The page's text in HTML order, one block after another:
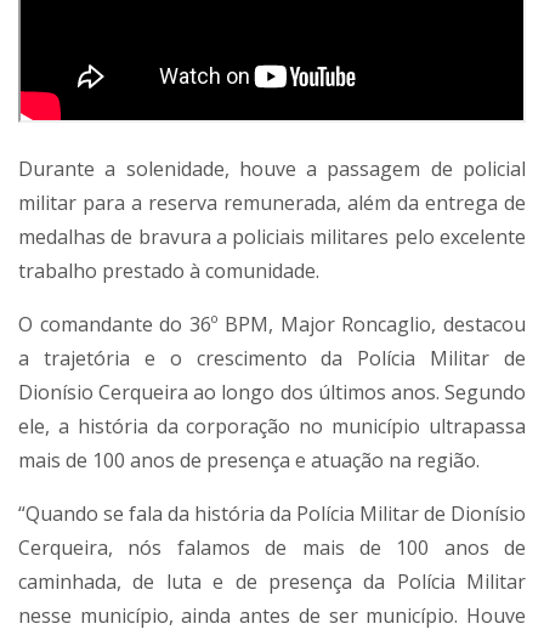
Durante a solenidade, houve a passagem de policial
militar para a reserva remunerada, além da entrega de
medalhas de bravura a policiais militares pelo excelente
trabalho prestado à comunidade.
O comandante do 36º BPM, Major Roncaglio, destacou
a trajetória e o crescimento da Polícia Militar de
Dionísio Cerqueira ao longo dos últimos anos. Segundo
ele, a história da corporação no município ultrapassa
mais de 100 anos de presença e atuação na região.
“Quando se fala da história da Polícia Militar de Dionísio
Cerqueira, nós falamos de mais de 100 anos de
caminhada, de luta e de presença da Polícia Militar
nesse município, ainda antes de ser município. Houve